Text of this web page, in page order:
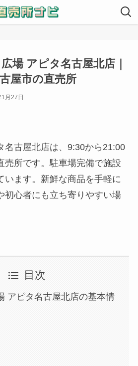
場 アピタ名古屋北店｜
屋市の直売所
月27日
名古屋北店は、9:30から21:00
売所です。駐車場完備で施設
います。新鮮な商品を手軽に
初心者にも立ち寄りやすい場
目次
アピタ名古屋北店の基本情